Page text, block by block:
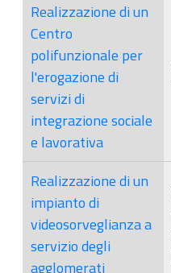
Realizzazione di un
Centro
polifunzionale per
l'erogazione di
servizi di
integrazione sociale
e lavorativa
Realizzazione di un
impianto di
videosorveglianza a
servizio degli
agglomerati